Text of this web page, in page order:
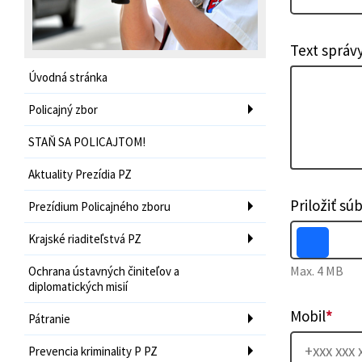
Úvodná stránka
Policajný zbor
STAŇ SA POLICAJTOM!
Aktuality Prezídia PZ
Prezídium Policajného zboru
Krajské riaditeľstvá PZ
Ochrana ústavných činiteľov a
diplomatických misií
Pátranie
Prevencia kriminality P PZ
Text
Priložiť
Max. 4 MB
Mobil*